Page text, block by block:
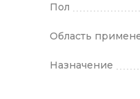
Пол
Область
Назначение